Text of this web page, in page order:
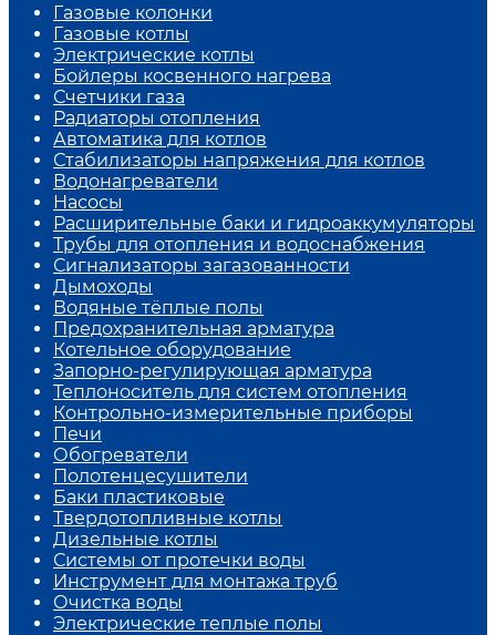
Газовые колонки
Газовые котлы
Электрические котлы
Бойлеры косвенного нагрева
Счетчики газа
Радиаторы отопления
Автоматика для котлов
Стабилизаторы напряжения для котлов
Водонагреватели
Насосы
Расширительные баки и гидроаккумуляторы
Трубы для отопления и водоснабжения
Сигнализаторы загазованности
Дымоходы
Водяные тёплые полы
Предохранительная арматура
Котельное оборудование
Запорно-регулирующая арматура
Теплоноситель для систем отопления
Контрольно-измерительные приборы
Печи
Обогреватели
Полотенцесушители
Баки пластиковые
Твердотопливные котлы
Дизельные котлы
Системы от протечки воды
Инструмент для монтажа труб
Очистка воды
Электрические теплые полы